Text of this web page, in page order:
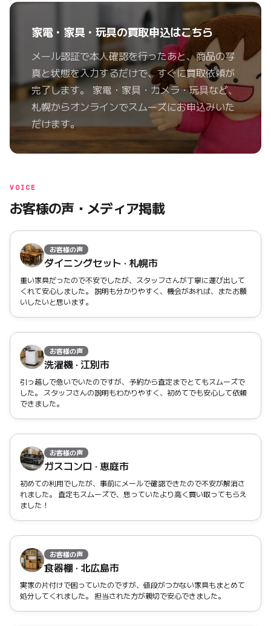
家電・家具・玩具の買取申込はこちら
メール認証で本人確認を行ったあと、商品の写
真と状態を入力するだけで、すぐに買取依頼が
完了します。 家電・家具・カメラ・玩具など、
札幌からオンラインでスムーズにお申込みいた
だけます。
VOICE
お客様の声・メディア掲載
お客様の声
ダイニングセット · 札幌市
重い家具だったので不安でしたが、スタッフさんが丁寧に運び出して
くれて安心しました。 説明も分かりやすく、機会があれば、またお願
いしたいと思います。
お客様の声
洗濯機 · 江別市
引っ越しで急いでいたのですが、予約から査定までとてもスムーズで
した。 スタッフさんの説明もわかりやすく、初めてでも安心して依頼
できました。
お客様の声
ガスコンロ · 恵庭市
初めての利用でしたが、事前にメールで確認できたので不安が解消さ
れました。 査定もスムーズで、思っていたより高く買い取ってもらえ
ました！
お客様の声
食器棚 · 北広島市
実家の片付けで困っていたのですが、値段がつかない家具もまとめて
処分してくれました。 担当された方が親切で安心できました。